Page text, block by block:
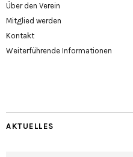
Über den Verein
Mitglied werden
Kontakt
Weiterführende Informationen
AKTUELLES